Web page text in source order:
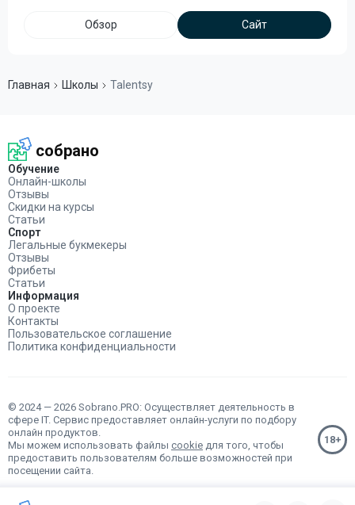
Обзор Сайт
Главная Школы Talentsy
собрано
Обучение
Онлайн-школы
Отзывы
Скидки на курсы
Статьи
Спорт
Легальные букмекеры
Отзывы
Фрибеты
Статьи
Информация
О проекте
Контакты
Пользовательское соглашение
Политика конфиденциальности
© 2024 — 2026 Sobrano.PRO: Осуществляет деятельность в
сфере IT. Сервис предоставляет онлайн-услуги по подбору
онлайн продуктов.
Мы можем использовать файлы cookie для того, чтобы
предоставить пользователям больше возможностей при
посещении сайта.